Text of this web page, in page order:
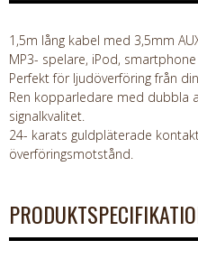
1,5m lång kabel med 3,5mm
MP3- spelare, iPod,
Perfekt för ljudöverföring från
Ren kopparledare med dubbla
signalkvalitet.
24- karats guldpläterade
överföringsmotstånd.